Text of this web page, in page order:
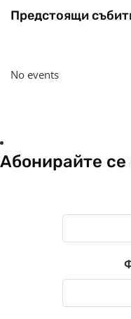
Предстоящи
No events
Абонирайте